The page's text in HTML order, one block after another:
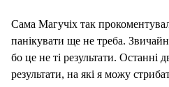
Сама Магучіх так
панікувати ще не треба.
бо це не ті результати. Останні
результати, на які я можу